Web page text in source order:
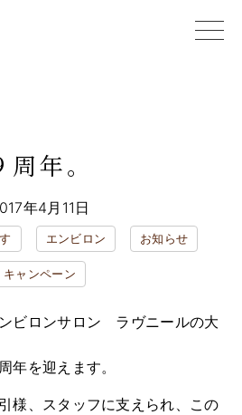
ンカウンセリング
周年。
年4月11日
エンビロン お知らせ
キャンペーン
ビロンサロン ラヴニールの大
年を迎えます。
様、スタッフに支えられ、この